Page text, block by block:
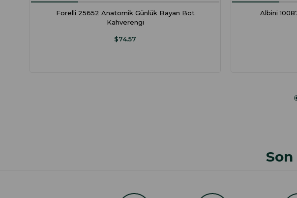
Forelli 25652 Anatomik Günlük Bayan Bot
Kahverengi
$74.57
Albini
Son